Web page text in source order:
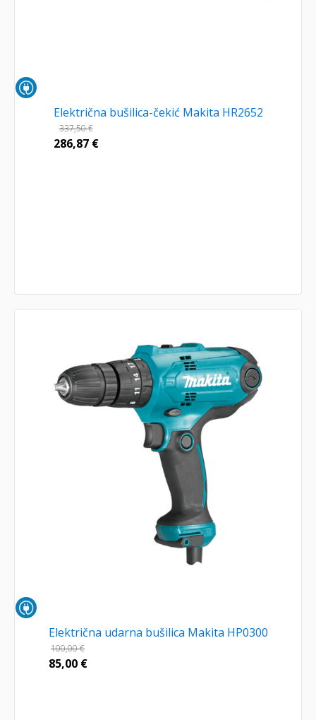
Električna bušilica-čekić Makita HR2652
337,50€
286,87 €
Električna udarna bušilica Makita HP0300
100,00€
85,00 €